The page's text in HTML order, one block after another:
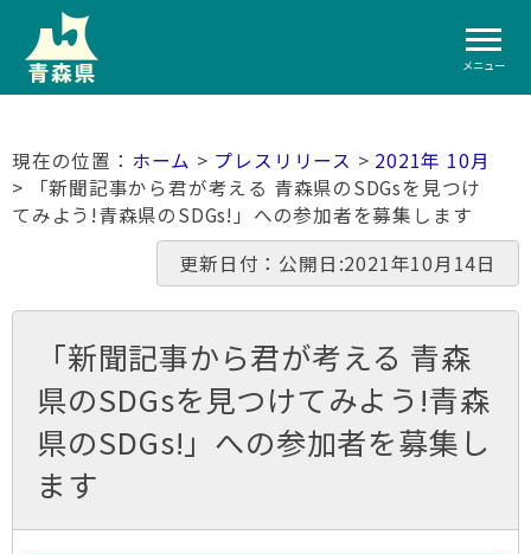
メニュー
ホーム > プレスリリース > 2021年 10月
> 「新聞記事から君が考える 青森県のSDGsを見つけ
てみよう!青森県のSDGs!」への参加者を募集します
更新日付：公開日:2021年10月14日
「新聞記事から君が考える 青森
県のSDGsを見つけてみよう!青森
県のSDGs!」への参加者を募集し
ます